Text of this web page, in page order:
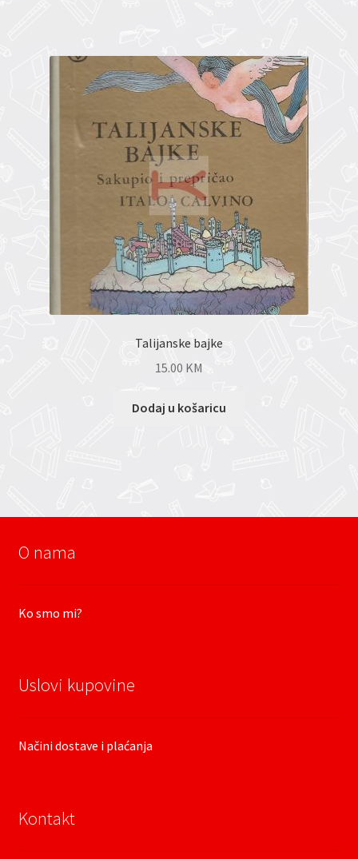
Talijanske bajke
15.00 KM
Dodaj u košaricu
O nama
Ko smo mi?
Uslovi kupovine
Načini dostave i plaćanja
Kontakt